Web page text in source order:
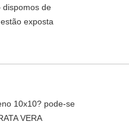
dispomos de
exposta
10x10? pode-se
VERA